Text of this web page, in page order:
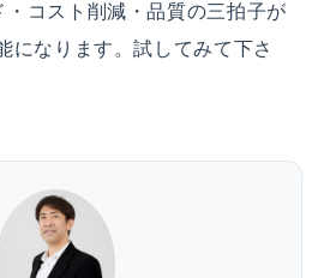
・コスト削減・品質の三拍子が
になります。試してみて下さ